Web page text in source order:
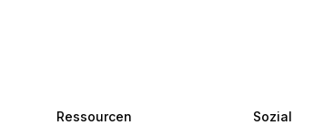
Ressourcen Sozial